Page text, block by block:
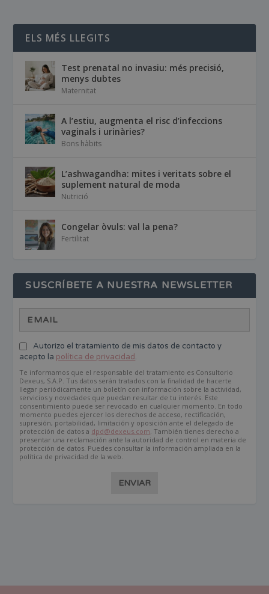
ELS MÉS LLEGITS
Test prenatal no invasiu: més precisió,
menys dubtes
Maternitat
A l’estiu, augmenta el risc d’infeccions
vaginals i urinàries?
Bons hàbits
L’ashwagandha: mites i veritats sobre el
suplement natural de moda
Nutrició
Congelar òvuls: val la pena?
Fertilitat
SUSCRÍBETE A NUESTRA NEWSLETTER
Autorizo el tratamiento de mis datos de contacto y
acepto la política de privacidad.
Te informamos que el responsable del tratamiento es Consultorio
Dexeus, S.A.P. Tus datos serán tratados con la finalidad de hacerte
llegar periódicamente un boletín con información sobre la actividad,
servicios y novedades que puedan resultar de tu interés. Este
consentimiento puede ser revocado en cualquier momento. En todo
momento puedes ejercer los derechos de acceso, rectificación,
supresión, portabilidad, limitación y oposición ante el delegado de
protección de datos a dpd@dexeus.com. También tienes derecho a
presentar una reclamación ante la autoridad de control en materia de
protección de datos. Puedes consultar la información ampliada en la
política de privacidad de la web.
ENVIAR